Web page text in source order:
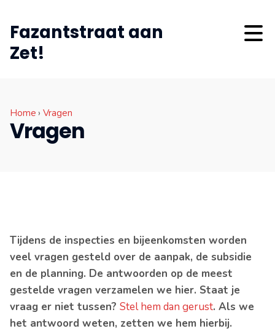
Fazantstraat aan
Zet!
Home › Vragen
Vragen
Tijdens de inspecties en bijeenkomsten worden
veel vragen gesteld over de aanpak, de subsidie
en de planning. De antwoorden op de meest
gestelde vragen verzamelen we hier. Staat je
vraag er niet tussen? Stel hem dan gerust. Als we
het antwoord weten, zetten we hem hierbij.